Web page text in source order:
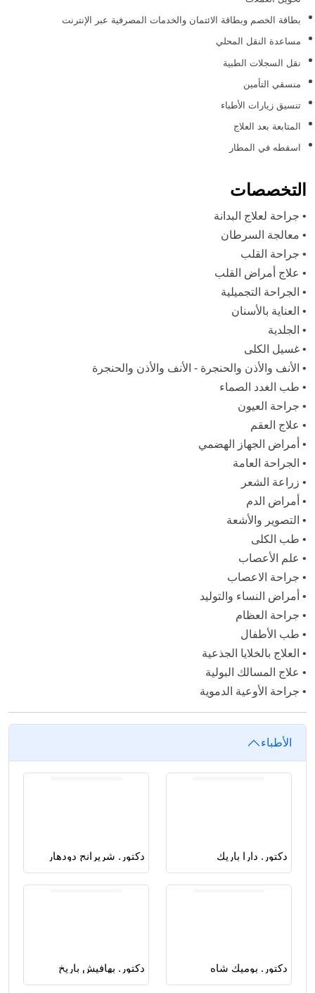
بطاقة الخصم وبطاقة الائتمان والخدمات المصرفية عبر الإنترنت
مساعدة النقل المحلي
نقل السجلات الطبية
منسقي التأمين
تنسيق زيارات الأطباء
المتابعة بعد العلاج
اسقطه في المطار
التخصصات
• جراحة لعلاج البدانة
• معالجة السرطان
• جراحة القلب
• علاج أمراض القلب
• الجراحة التجميلية
• العناية بالأسنان
• الجلدية
• غسيل الكلى
• الأنف والأذن والحنجرة - الأنف والأذن والحنجرة
• طب الغدد الصماء
• جراحة العيون
• علاج العقم
• أمراض الجهاز الهضمي
• الجراحة العامة
• زراعة الشعر
• أمراض الدم
• التصوير والأشعة
• طب الكلى
• علم الأعصاب
• جراحة الاعصاب
• أمراض النساء والتوليد
• جراحة العظام
• طب الأطفال
• العلاج بالخلايا الجذعية
• علاج المسالك البولية
• جراحة الأوعية الدموية
الأطباء
دكتور. دارا باريك دكتور. شريرانج دودهار
دكتور. بوميك شاه دكتور. بهافيش باريخ